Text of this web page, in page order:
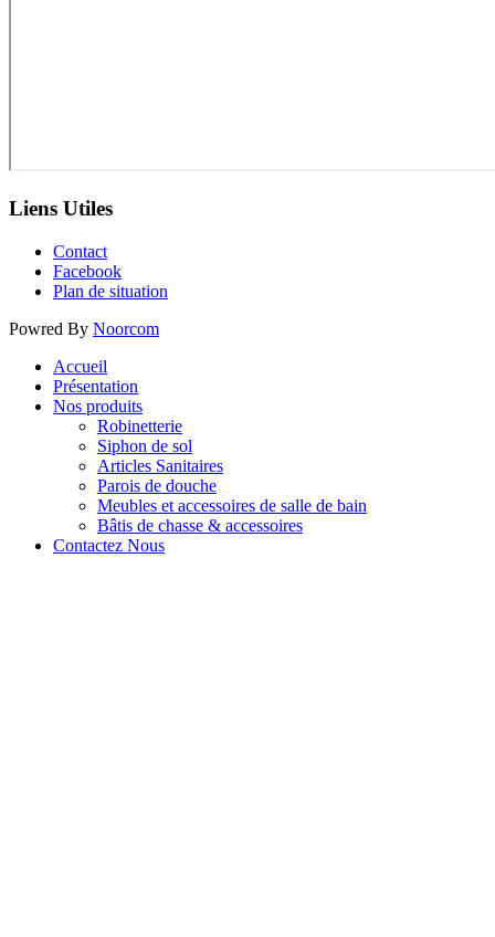
Liens Utiles
Contact
Facebook
Plan de situation
Powred By Noorcom
Accueil
Présentation
Nos produits
Robinetterie
Siphon de sol
Articles Sanitaires
Parois de douche
Meubles et accessoires de salle de bain
Bâtis de chasse & accessoires
Contactez Nous